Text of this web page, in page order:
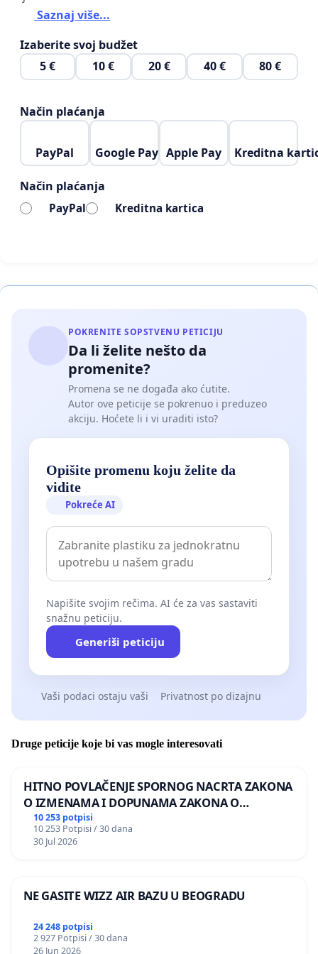
Saznaj više...
Izaberite svoj budžet
5 €
10 € 20 € 40 € 80 €
Način plaćanja
PayPal Google Pay Apple Pay Kreditna
Način plaćanja
PayPal Kreditna kartica
POKRENITE SOPSTVENU PETICIJU
Da li želite nešto da
promenite?
Promena se ne događa ako ćutite.
Autor ove peticije se pokrenuo i preduzeo
akciju. Hoćete li i vi uraditi isto?
Opišite promenu koju želite da
vidite
Pokreće AI
Napišite svojim rečima. AI će za vas sastaviti
snažnu peticiju.
Generiši peticiju
Vaši podaci ostaju vaši Privatnost po dizajnu
Druge peticije koje bi vas mogle interesovati
HITNO POVLAČENJE SPORNOG NACRTA ZAKONA
O IZMENAMA I DOPUNAMA ZAKONA O
DOBROBITI ŽIVOTINJA
10 253 potpisi
10 253 Potpisi / 30 dana
30 Jul 2026
NE GASITE WIZZ AIR BAZU U BEOGRADU
24 248 potpisi
2 927 Potpisi / 30 dana
26 Jun 2026